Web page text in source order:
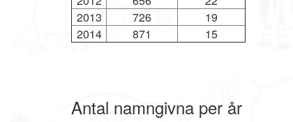
2013
726
19
2014
871 15
Antal namngivna per år